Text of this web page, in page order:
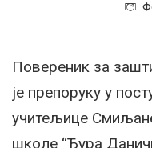
Повереник за
је препоруку у
учитељице
школе “Ђура